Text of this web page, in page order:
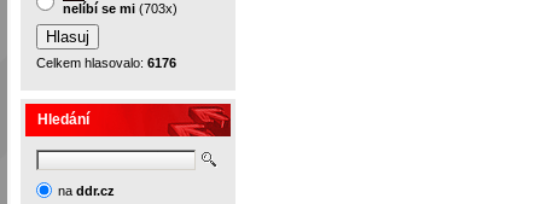
nelíbí se mi (703x)
Celkem hlasovalo: 6176
Hledání
na ddr.cz